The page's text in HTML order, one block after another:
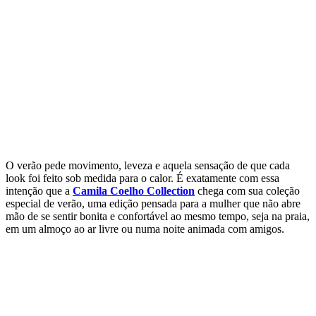
O verão pede movimento, leveza e aquela sensação de que cada
look foi feito sob medida para o calor. É exatamente com essa
intenção que a Camila Coelho Collection chega com sua coleção
especial de verão, uma edição pensada para a mulher que não abre
mão de se sentir bonita e confortável ao mesmo tempo, seja na praia,
em um almoço ao ar livre ou numa noite animada com amigos.